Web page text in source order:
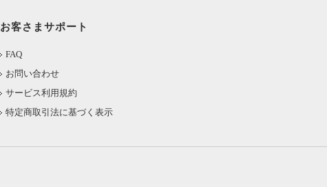
お客さまサポート
FAQ
お問い合わせ
サービス利用規約
特定商取引法に基づく表示